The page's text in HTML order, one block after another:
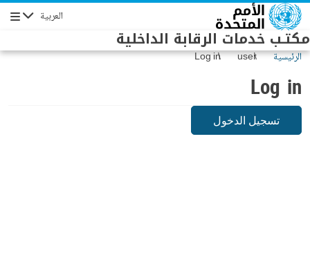
Skip to main content العربية
مكتـب خدمات الرقابة الداخلية
الرئيسية user
Log in
Log in
تسجيل الدخول